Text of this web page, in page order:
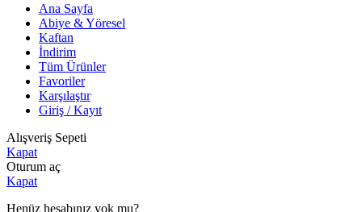
Ana Sayfa
Abiye & Yöresel
Kaftan
İndirim
Tüm Ürünler
Favoriler
Karşılaştır
Giriş / Kayıt
Alışveriş Sepeti
Kapat
Oturum aç
Kapat
Henüz hesabınız yok mu?